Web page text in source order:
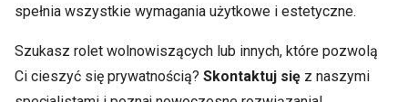
spełnia wszystkie wymagania użytkowe i estetyczne.
Szukasz rolet wolnowiszących lub innych, które pozwolą
Ci cieszyć się prywatnością? Skontaktuj się z naszymi